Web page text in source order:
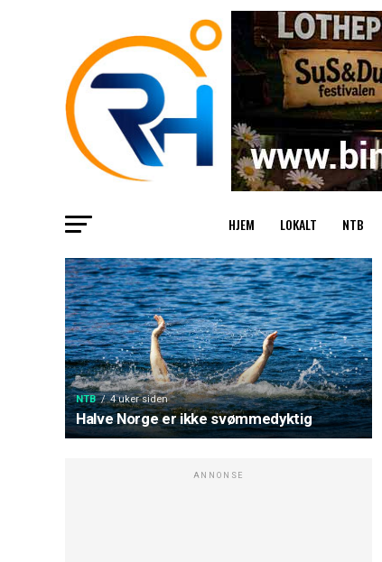
HJEM LOKALT NTB
NTB 4 uker siden
Halve Norge er ikke svømmedyktig
ANNONSE